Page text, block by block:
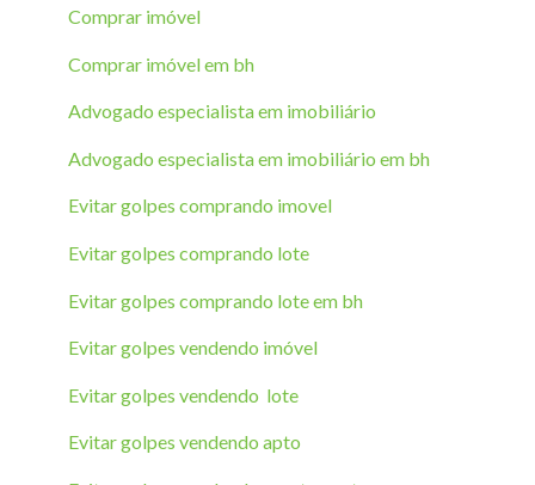
Comprar imóvel
Comprar imóvel em bh
Advogado especialista em imobiliário
Advogado especialista em imobiliário em bh
Evitar golpes comprando imovel
Evitar golpes comprando lote
Evitar golpes comprando lote em bh
Evitar golpes vendendo imóvel
Evitar golpes vendendo lote
Evitar golpes vendendo apto